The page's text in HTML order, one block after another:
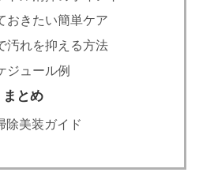
おきたい簡単ケア
汚れを抑える方法
ジュール例
とめ
除美装ガイド